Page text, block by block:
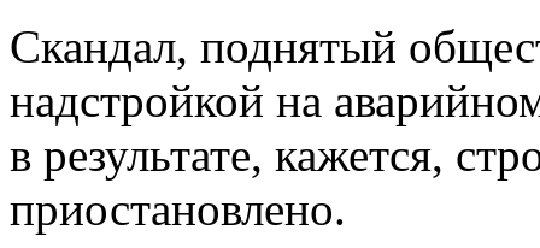
Скандал, поднятый
надстройкой на
в результате, кажется,
приостановлено.